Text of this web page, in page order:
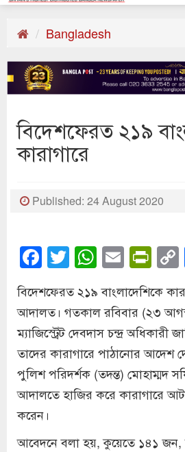
Bangladesh
বিদেশফেরত ২১৯
কারাগারে
Published: 24 August 2020
Facebook
TwitterEmail
বিদেশফেরত ২১৯ বাংলাদেশিকে
আদালত। গতকাল রবিবার (২৩
ম্যাজিস্ট্রেট দেবদাস চন্দ্র অধিকারী
তাদের কারাগারে পাঠানোর আদেশ
পুলিশ পরিদর্শক (তদন্ত) মোহাম্মদ
আদালতে হাজির করে কারাগারে
করেন।
আবেদনে বলা হয়, কুয়েতে ১৪১